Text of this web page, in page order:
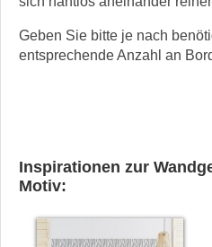
Geben Sie bitte je nach
entsprechende Anzahl an
Inspirationen zur
Motiv: